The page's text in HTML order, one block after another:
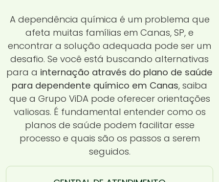
A dependência química é um problema que
afeta muitas famílias em Canas, SP, e
encontrar a solução adequada pode ser um
desafio. Se você está buscando alternativas
para a internação através do plano de saúde
para dependente químico em Canas, saiba
que a Grupo ViDA pode oferecer orientações
valiosas. É fundamental entender como os
planos de saúde podem facilitar esse
processo e quais são os passos a serem
seguidos.